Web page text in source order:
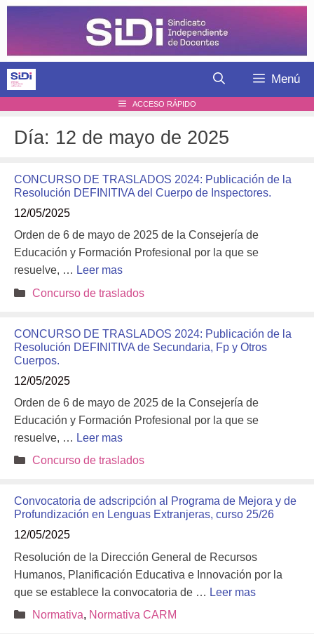
Saltar
Menú
ACCESO RÁPIDO
Día: 12 de mayo de 2025
CONCURSO DE TRASLADOS 2024: Publicación de la
Resolución DEFINITIVA del Cuerpo de Inspectores.
12/05/2025
Orden de 6 de mayo de 2025 de la Consejería de
Educación y Formación Profesional por la que se
resuelve, … Leer mas
Categorías
Concurso de traslados
CONCURSO DE TRASLADOS 2024: Publicación de la
Resolución DEFINITIVA de Secundaria, Fp y Otros
Cuerpos.
12/05/2025
Orden de 6 de mayo de 2025 de la Consejería de
Educación y Formación Profesional por la que se
resuelve, … Leer mas
Categorías
Concurso de traslados
Convocatoria de adscripción al Programa de Mejora y de
Profundización en Lenguas Extranjeras, curso 25/26
12/05/2025
Resolución de la Dirección General de Recursos
Humanos, Planificación Educativa e Innovación por la
que se establece la convocatoria de … Leer mas
Categorías
Normativa, Normativa CARM